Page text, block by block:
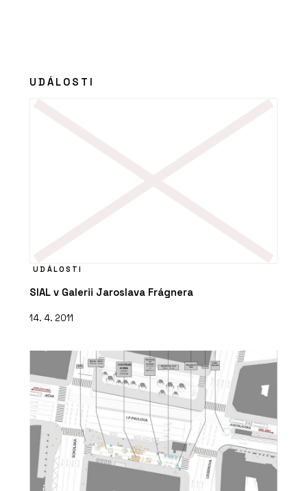
UDÁLOSTI
UDÁLOSTI
SIAL v Galerii Jaroslava Frágnera
14. 4. 2011